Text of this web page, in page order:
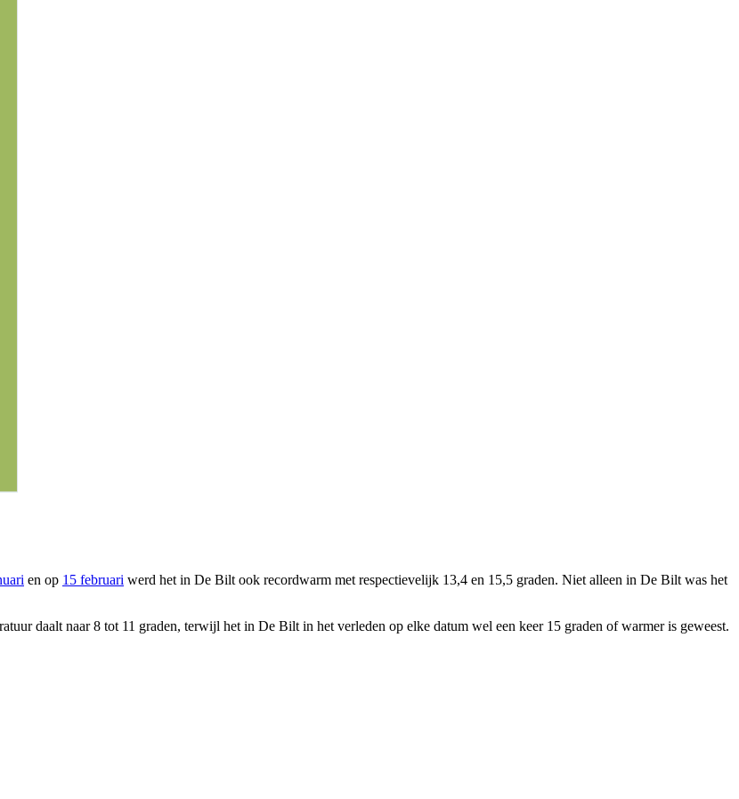
en op 15 februari werd het in De Bilt ook recordwarm met respectievelijk 13,4 en 15,5 graden. Niet alleen in De Bilt was het
daalt naar 8 tot 11 graden, terwijl het in De Bilt in het verleden op elke datum wel een keer 15 graden of warmer is geweest.